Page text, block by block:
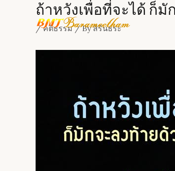
ถ้าหวังเพื่อที่จะได้ ก็
/คติธรรม/ Byสิรินธระ